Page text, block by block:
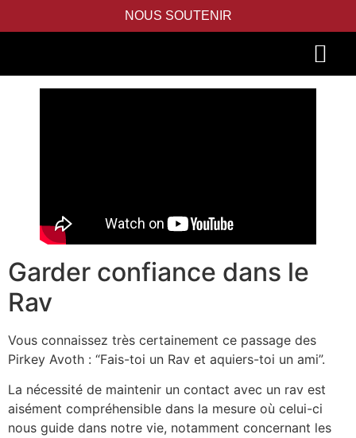
NOUS SOUTENIR
Garder confiance dans le
Rav
Vous connaissez très certainement ce passage des
Pirkey Avoth : “Fais-toi un Rav et aquiers-toi un ami”.
La nécessité de maintenir un contact avec un rav est
aisément compréhensible dans la mesure où celui-ci
nous guide dans notre vie, notamment concernant les